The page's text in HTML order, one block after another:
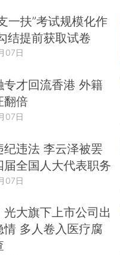
一扶”考试规模化作
结提前获取试卷
07日
专才回流香港 外籍
翻倍
07日
纪违法 李云泽被罢
届全国人大代表职务
07日
光大旗下上市公司出
情 多人卷入医疗腐